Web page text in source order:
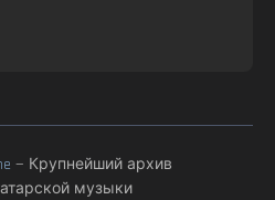
— Крупнейший архив
музыки